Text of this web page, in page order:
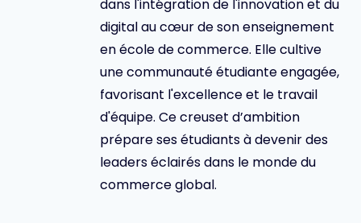
dans l'intégration de l'innovation et du
digital au cœur de son enseignement
en école de commerce. Elle cultive
une communauté étudiante engagée,
favorisant l'excellence et le travail
d'équipe. Ce creuset d’ambition
prépare ses étudiants à devenir des
leaders éclairés dans le monde du
commerce global.